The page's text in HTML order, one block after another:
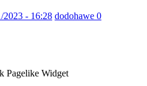
2023 - 16:28 dodohawe 0